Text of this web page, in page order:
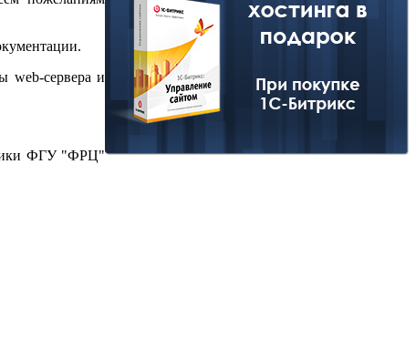
web-сервера и
ФГУ "ФРЦ"